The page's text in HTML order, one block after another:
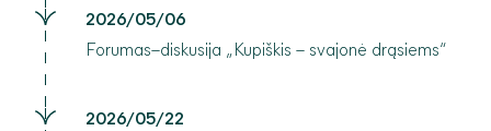
2026/05/06
Forumas–diskusija „Kupiškis – svajonė drąsiems“
2026/05/22